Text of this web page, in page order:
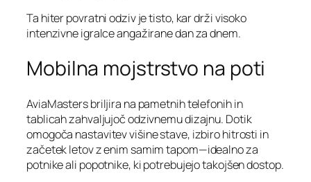
Ta hiter povratni odziv je tisto, kar drži visoko
intenzivne igralce angažirane dan za dnem.
Mobilna mojstrstvo na poti
AviaMasters briljira na pametnih telefonih in
tablicah zahvaljujoč odzivnemu dizajnu. Dotik
omogoča nastavitev višine stave, izbiro hitrosti in
začetek letov z enim samim tapom—idealno za
potnike ali popotnike, ki potrebujejo takojšen dostop.